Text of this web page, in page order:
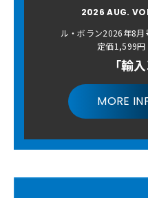
2026 AUG.
ル・ボラン2026年8
定価1,599円
「輸
MORE